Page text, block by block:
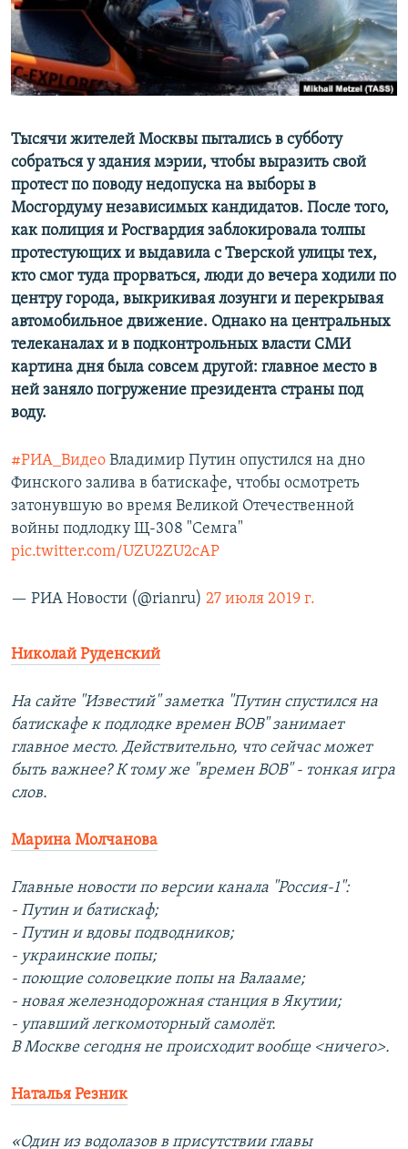
ПОБЕДИТЕЛЕЙ НЕ СУДЯТ?
КРЫМ.НЕПОКОРЕННЫЙ
ELIFBE
ПРИСОЕДИНЯЙТЕСЬ!
Все сайты RFE/RL
Тысячи жителей Москвы пытались в субботу
собраться у здания мэрии, чтобы выразить свой
протест по поводу недопуска на выборы в
Мосгордуму независимых кандидатов. После того,
как полиция и Росгвардия заблокировала толпы
протестующих и выдавила с Тверской улицы тех,
кто смог туда прорваться, люди до вечера ходили по
центру города, выкрикивая лозунги и перекрывая
автомобильное движение. Однако на центральных
телеканалах и в подконтрольных власти СМИ
картина дня была совсем другой: главное место в
ней заняло погружение президента страны под
воду.
#РИА_Видео ​​Владимир Путин опустился на дно
Финского залива в батискафе, чтобы осмотреть
затонувшую во время Великой Отечественной
войны подлодку Щ-308 "Семга"
pic.twitter.com/UZU2ZU2cAP
— РИА Новости (@rianru) 27 июля 2019 г.
Николай Руденский
На сайте "Известий" заметка "Путин спустился на
батискафе к подлодке времен ВОВ" занимает
главное место. Действительно, что сейчас может
быть важнее? К тому же "времен ВОВ" - тонкая игра
слов.
Марина Молчанова
Главные новости по версии канала "Россия-1":
- Путин и батискаф;
- Путин и вдовы подводников;
- украинские попы;
- поющие соловецкие попы на Валааме;
- новая железнодорожная станция в Якутии;
- упавший легкомоторный самолёт.
В Москве сегодня не происходит вообще <ничего>.
Наталья Резник
«Один из водолазов в присутствии главы